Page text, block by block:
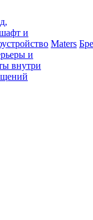
и
и
внутри
Maters